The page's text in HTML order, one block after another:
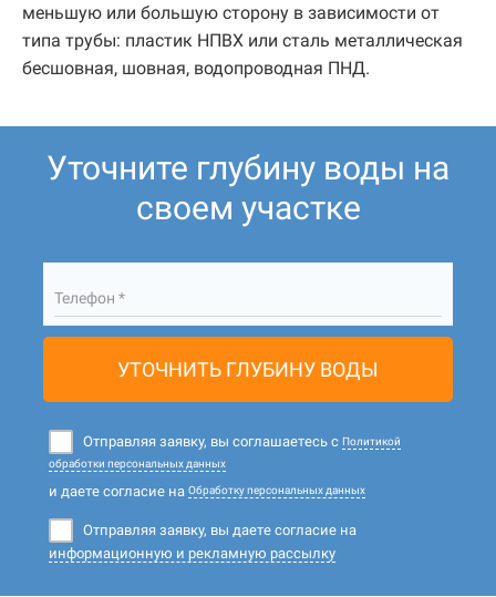
меньшую или большую сторону в зависимости от
типа трубы: пластик НПВХ или сталь металлическая
бесшовная, шовная, водопроводная ПНД.
Уточните глубину воды на
своем участке
Телефон *
УТОЧНИТЬ ГЛУБИНУ ВОДЫ
Отправляя заявку, вы соглашаетесь с Политикой
обработки персональных данных
и даете согласие на Обработку персональных данных
Отправляя заявку, вы даете согласие на
информационную и рекламную рассылку